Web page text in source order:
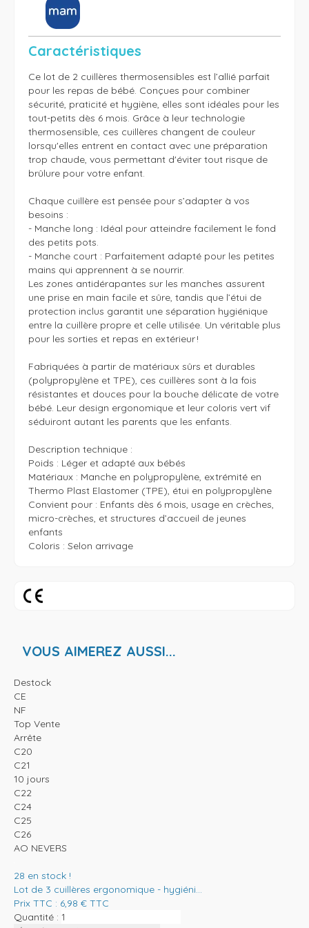
Caractéristiques
Ce lot de 2 cuillères thermosensibles est l’allié parfait
pour les repas de bébé. Conçues pour combiner
sécurité, praticité et hygiène, elles sont idéales pour les
tout-petits dès 6 mois. Grâce à leur technologie
thermosensible, ces cuillères changent de couleur
lorsqu'elles entrent en contact avec une préparation
trop chaude, vous permettant d'éviter tout risque de
brûlure pour votre enfant.
Chaque cuillère est pensée pour s’adapter à vos
besoins :
- Manche long : Idéal pour atteindre facilement le fond
des petits pots.
- Manche court : Parfaitement adapté pour les petites
mains qui apprennent à se nourrir.
Les zones antidérapantes sur les manches assurent
une prise en main facile et sûre, tandis que l’étui de
protection inclus garantit une séparation hygiénique
entre la cuillère propre et celle utilisée. Un véritable plus
pour les sorties et repas en extérieur !
Fabriquées à partir de matériaux sûrs et durables
(polypropylène et TPE), ces cuillères sont à la fois
résistantes et douces pour la bouche délicate de votre
bébé. Leur design ergonomique et leur coloris vert vif
séduiront autant les parents que les enfants.
Description technique :
Poids : Léger et adapté aux bébés
Matériaux : Manche en polypropylène, extrémité en
Thermo Plast Elastomer (TPE), étui en polypropylène
Convient pour : Enfants dès 6 mois, usage en crèches,
micro-crèches, et structures d’accueil de jeunes
enfants
Coloris : Selon arrivage
VOUS AIMEREZ AUSSI...
Destock
CE
NF
Top Vente
Arrête
C20
C21
10 jours
C22
C24
C25
C26
AO NEVERS
28 en stock !
Lot de 3 cuillères ergonomique - hygiéni...
Prix TTC : 6,98 € TTC
Quantité :